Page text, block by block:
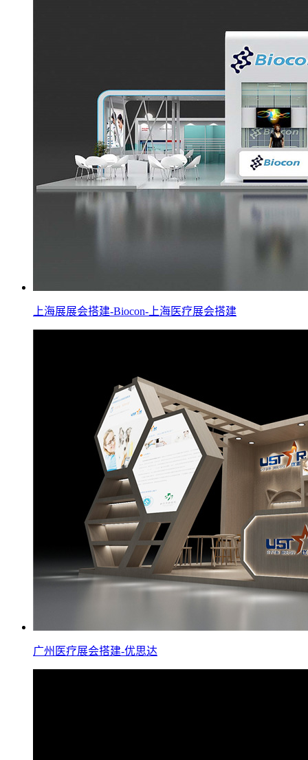
上海展展会搭建-Biocon-上海医疗展会搭建
广州医疗展会搭建-优思达